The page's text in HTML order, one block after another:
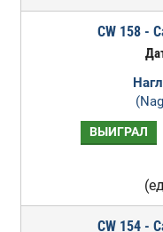
CW 158 -
ВЫИГРАЛ
CW 154 -